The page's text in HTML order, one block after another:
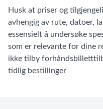
Husk at priser og
avhengig av rute, datoer,
essensielt å undersøke
som er relevante for dine
ikke tilby
tidlig bestillinger